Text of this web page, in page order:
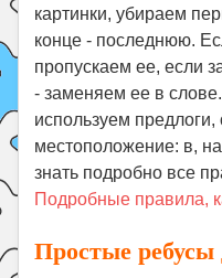
картинки, убираем
конце - последнюю.
пропускаем ее, если
- заменяем ее в
используем
местоположение: в,
знать подробно все
Подробные правила,
Простые